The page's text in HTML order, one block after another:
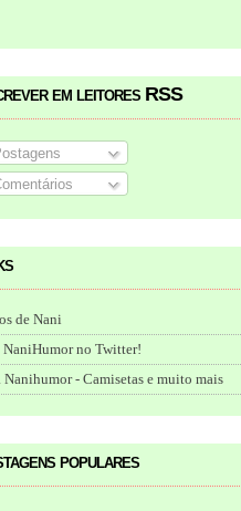
em leitores RSS
de Nani
NaniHumor no Twitter!
- Camisetas e muito mais
populares